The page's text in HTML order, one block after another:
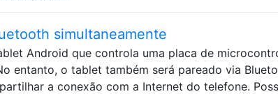
simultaneamente
Android que controla uma placa de
entanto, o tablet também será pareado via
a conexão com a Internet do telefone.